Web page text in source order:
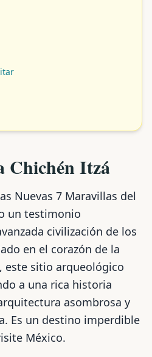
Chichén Itzá
Nuevas 7 Maravillas del
un testimonio
civilización de los
en el corazón de la
este sitio arqueológico
a una rica historia
asombrosa y
Es un destino imperdible
México.